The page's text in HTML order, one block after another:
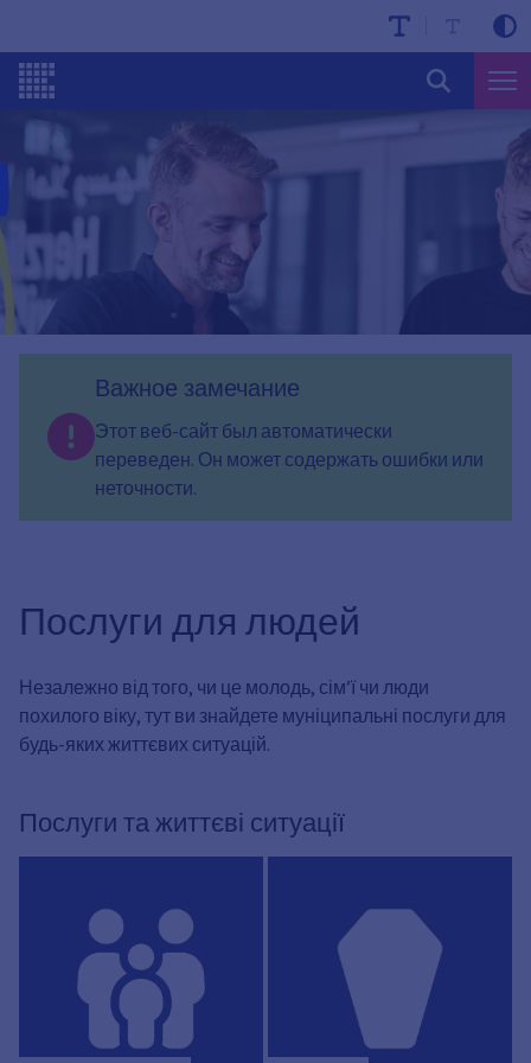
Важное замечание
Этот веб-сайт был автоматически
переведен. Он может содержать ошибки или
неточности.
Послуги для людей
Незалежно від того, чи це молодь, сім’ї чи люди
похилого віку, тут ви знайдете муніципальні послуги для
будь-яких життєвих ситуацій.
Послуги та життєві ситуації